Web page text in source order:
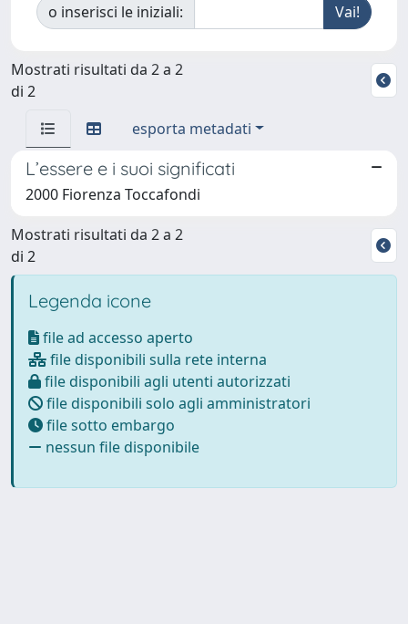
o inserisci le iniziali:
Mostrati risultati da 2 a 2
di 2
esporta metadati
L’essere e i suoi significati
2000 Fiorenza Toccafondi
Mostrati risultati da 2 a 2
di 2
Legenda icone
file ad accesso aperto
file disponibili sulla rete interna
file disponibili agli utenti autorizzati
file disponibili solo agli amministratori
file sotto embargo
nessun file disponibile